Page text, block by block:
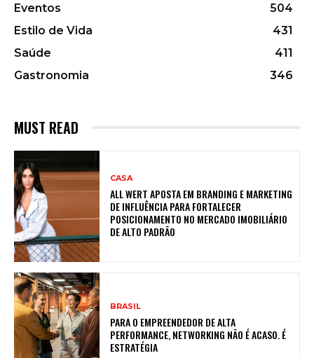
Eventos
504
Estilo de Vida
431
Saúde
411
Gastronomia
346
MUST READ
CASA
ALL WERT APOSTA EM BRANDING E MARKETING
DE INFLUÊNCIA PARA FORTALECER
POSICIONAMENTO NO MERCADO IMOBILIÁRIO
DE ALTO PADRÃO
BRASIL
PARA O EMPREENDEDOR DE ALTA
PERFORMANCE, NETWORKING NÃO É ACASO. É
ESTRATÉGIA